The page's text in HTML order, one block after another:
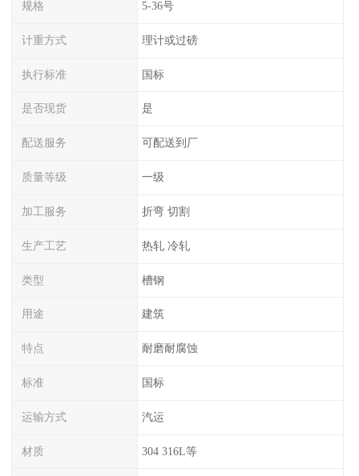
规格 5-36号
计重方式 理计或过磅
执行标准 国标
是否现货 是
配送服务 可配送到厂
质量等级 一级
加工服务 折弯 切割
生产工艺 热轧 冷轧
类型 槽钢
用途 建筑
特点 耐磨耐腐蚀
标准 国标
运输方式 汽运
材质 304 316L等